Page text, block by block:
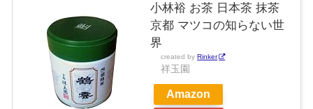
小林裕 お茶 日本茶 抹茶
京都 マツコの知らない世
界
created byRinker
祥玉園
Amazon